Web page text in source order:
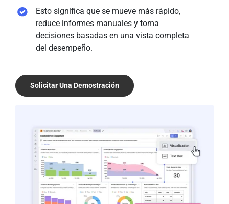
Esto significa que se mueve más rápido,
reduce informes manuales y toma
decisiones basadas en una vista completa
del desempeño.
Solicitar Una Demostración